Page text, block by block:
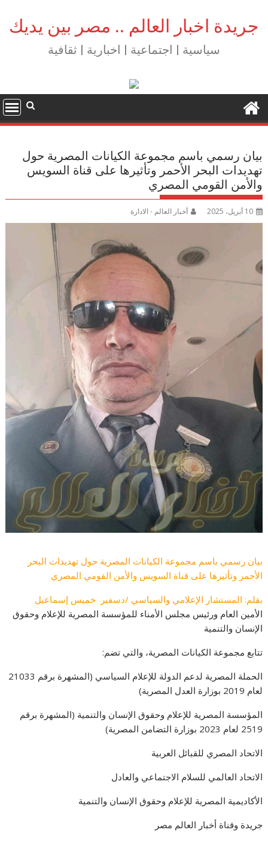
content
جريدة اخبار العالم .. مصر بين يديك
سياسية | اجتماعية | اخبارية | ثقافية
بيان رسمي باسم مجموعة الكيانات المصرية حول
تهديدات البحر الأحمر وتأثيرها على قناة السويس
والأمن القومي المصري
10 أبريل، 2025 أخبار العالم - الادارة
بيان رسمي باسم مجموعة الكيانات المصرية حول تهديدات البحر
الأحمر وتأثيرها على قناة السويس والأمن القومي المصري
بقلم: المستشار الإعلامي والسياسي /دسفير خميس إسماعيل
الأمين العام ورئيس مجلس الأمناء للمؤسسة المصرية للإعلام وحقوق
الإنسان والتنمية
تتابع مجموعة الكيانات المصرية، والتي تضم:
الحملة المصرية لدعم الدولة للإعلام السياسي (المشهرة برقم 21033
لعام 2019 بوزارة العدل المصرية)
المؤسسة المصرية للإعلام وحقوق الإنسان والتنمية (المشهرة برقم
2519 لعام 2023 بوزارة التضامن المصرية)
الاتحاد المصري للقبائل العربية
الاتحاد العالمي للسلام الاجتماعي والعادل
الأكاديمية المصرية للإعلام وحقوق الإنسان والتنمية
جريدة وقناة أخبار العالم مصر